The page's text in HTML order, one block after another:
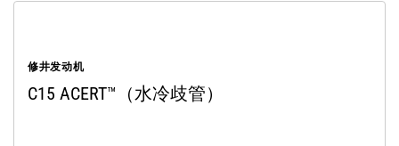
修井发动机
C15 ACERT™（水冷歧管）